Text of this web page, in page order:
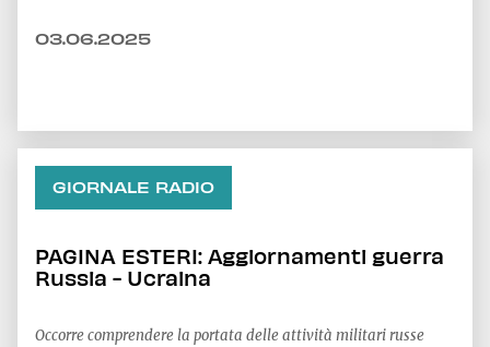
03.06.2025
GIORNALE RADIO
PAGINA ESTERI: Aggiornamenti guerra
Russia - Ucraina
Occorre comprendere la portata delle attività militari russe